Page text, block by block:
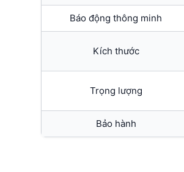
Báo động thông minh
Kích thước
Trọng lượng
Bảo hành